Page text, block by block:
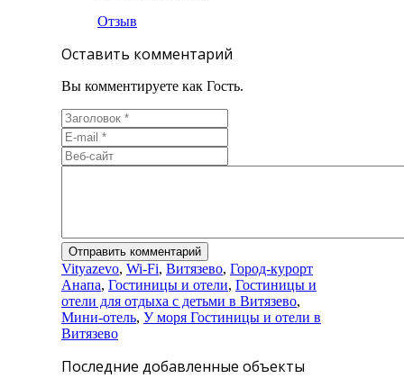
Отзыв
Оставить комментарий
Вы комментируете как Гость.
Vityazevo, Wi-Fi, Витязево, Город-курорт
Анапа, Гостиницы и отели, Гостиницы и
отели для отдыха с детьми в Витязево,
Мини-отель, У моря Гостиницы и отели в
Витязево
Последние добавленные объекты